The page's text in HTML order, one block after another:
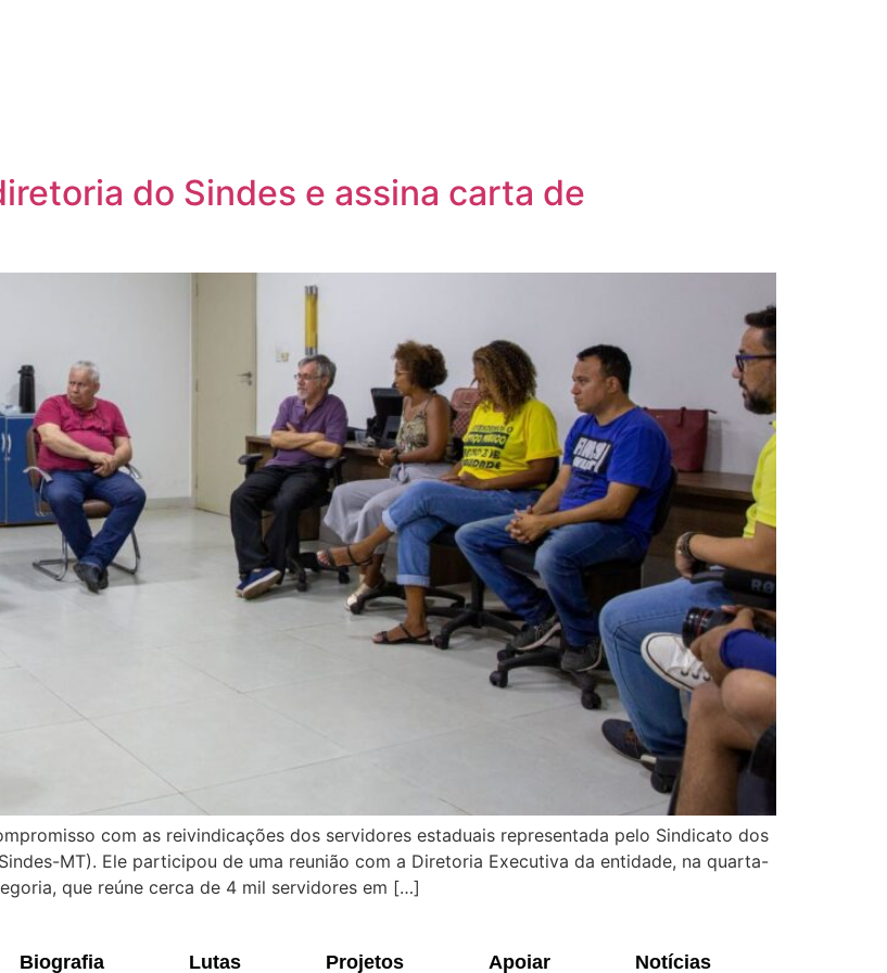
do Sindes e assina carta de
com as reivindicações dos servidores estaduais representada pelo Sindicato dos
MT). Ele participou de uma reunião com a Diretoria Executiva da entidade, na quarta-
que reúne cerca de 4 mil servidores em […]
Biografia Lutas Projetos Apoiar Notícias